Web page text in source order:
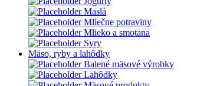
Maslá
Mliečne potraviny
Mlieko a smotana
Syry
Mäso, ryby a lahôdky
Balené mäsové výrobky
Lahôdky